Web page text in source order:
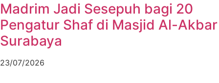
Madrim Jadi Sesepuh bagi 20
Pengatur Shaf di Masjid Al-Akbar
Surabaya
23/07/2026